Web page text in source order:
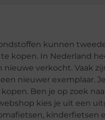
kunnen
kopen. In Nederland
verkocht. Vaak
nieuwer exemplaar.
Ben je op zoek
kies je uit een
kinderfietsen